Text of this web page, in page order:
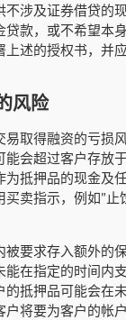
不涉及证券借贷的
贷款，或不希望本
上述的授权书，并
风险
取得融资的亏损
能会超过客户存放
抵押品的现金及
卖指示，例如”止
被要求存入额外的
能在指定的时间内
的抵押品可能会在
户将要为客户的帐